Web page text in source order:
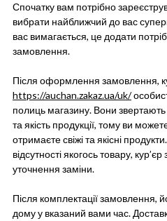
Спочатку вам потрібно
вибрати найближчий до вас
вас вимагається, це додати
замовлення.
Після оформлення замовлення,
https://auchan.zakaz.ua/uk/
полиць магазину. Вони звертають
та якість продукції, тому ви
отримаєте свіжі та якісні
відсутності якогось товару,
уточнення заміни.
Після комплектації замовлення,
дому у вказаний вами час.